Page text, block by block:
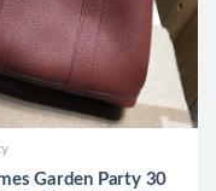
Garden Party 30